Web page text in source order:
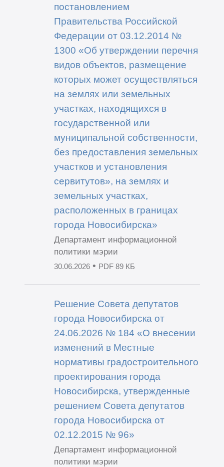
постановлением
Правительства Российской
Федерации от 03.12.2014 №
1300 «Об утверждении перечня
видов объектов, размещение
которых может осуществляться
на землях или земельных
участках, находящихся в
государственной или
муниципальной собственности,
без предоставления земельных
участков и установления
сервитутов», на землях и
земельных участках,
расположенных в границах
города Новосибирска»
Департамент информационной
политики мэрии
30.06.2026• PDF 89 КБ
Решение Совета депутатов
города Новосибирска от
24.06.2026 № 184 «О внесении
изменений в Местные
нормативы градостроительного
проектирования города
Новосибирска, утвержденные
решением Совета депутатов
города Новосибирска от
02.12.2015 № 96»
Департамент информационной
политики мэрии